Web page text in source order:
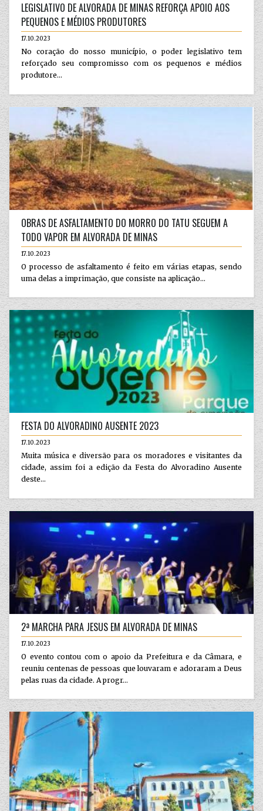
LEGISLATIVO DE ALVORADA DE MINAS REFORÇA APOIO AOS
PEQUENOS E MÉDIOS PRODUTORES
17.10.2023
No coração do nosso município, o poder legislativo tem
reforçado seu compromisso com os pequenos e médios
produtore...
OBRAS DE ASFALTAMENTO DO MORRO DO TATU SEGUEM A
TODO VAPOR EM ALVORADA DE MINAS
17.10.2023
O processo de asfaltamento é feito em várias etapas, sendo
uma delas a imprimação, que consiste na aplicação...
FESTA DO ALVORADINO AUSENTE 2023
17.10.2023
Muita música e diversão para os moradores e visitantes da
cidade, assim foi a edição da Festa do Alvoradino Ausente
deste...
2ª MARCHA PARA JESUS EM ALVORADA DE MINAS
17.10.2023
O evento contou com o apoio da Prefeitura e da Câmara, e
reuniu centenas de pessoas que louvaram e adoraram a Deus
pelas ruas da cidade. A progr...